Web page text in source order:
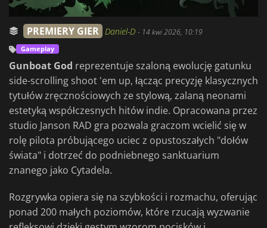
PREMIERY GIER Daniel-D - 14 kwi 2026, 10:19
Gameplay
Gunboat God reprezentuje szaloną ewolucję gatunku
side-scrolling shoot 'em up, łącząc precyzję klasycznych
tytułów zręcznościowych ze stylową, zalaną neonami
estetyką współczesnych hitów indie. Opracowana przez
studio Janson RAD gra pozwala graczom wcielić się w
rolę pilota próbującego uciec z opustoszałych "dołów
świata" i dotrzeć do podniebnego sanktuarium
znanego jako Cytadela.
Rozgrywka opiera się na szybkości i rozmachu, oferując
ponad 200 małych poziomów, które rzucają wyzwanie